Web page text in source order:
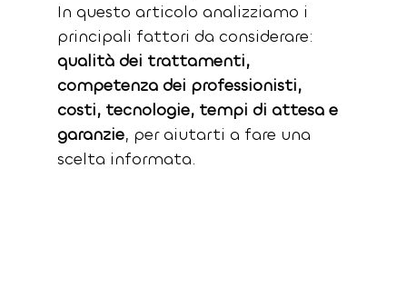
In questo articolo analizziamo i
principali fattori da considerare:
qualità dei trattamenti,
competenza dei professionisti,
costi, tecnologie, tempi di attesa e
garanzie, per aiutarti a fare una
scelta informata.